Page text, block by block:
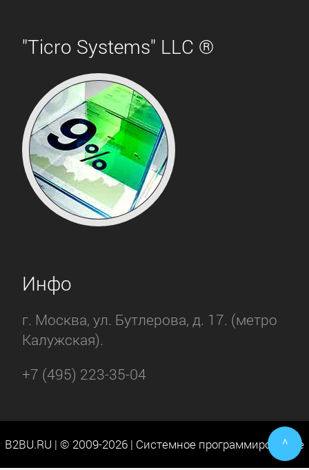
"Ticro Systems" LLC ®
Инфо
г. Москва, ул. Бутлерова, д. 17. (метро
Калужская).
+7 (495) 223-35-04
B2BU.RU | © 2009-2026 | Системное программирование
^